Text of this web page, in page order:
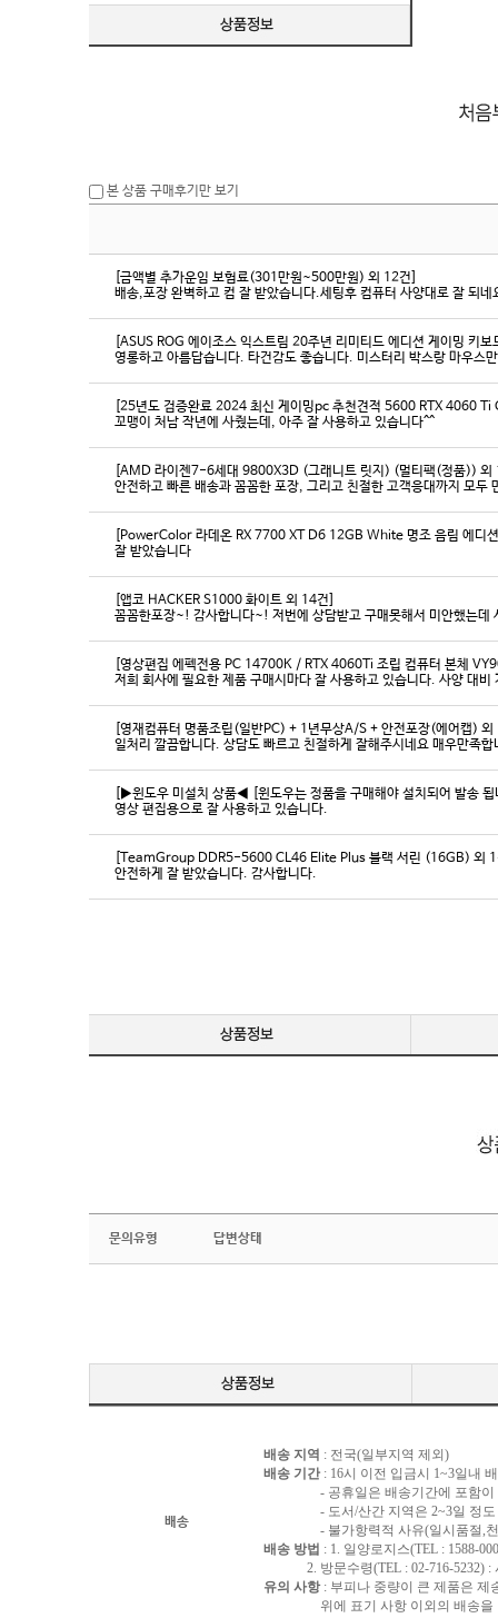
본 상품 구매후기만 보기
[금액별 추가운임 보험료(301만원~500만원) 외 12건]
배송,포장 완벽하고 컴 잘 받았습니다.세팅후 컴퓨터 사양대로 잘 되
[ASUS ROG 에이조스 익스트림 20주년 리미티드 에디션 게이밍 키
영롱하고 아름답습니다. 타건감도 좋습니다. 미스터리 박스랑 마우스
[25년도 검증완료 2024 최신 게이밍pc 추천견적 5600 RTX 4060
꼬맹이 처남 작년에 사줬는데, 아주 잘 사용하고 있습니다^^
[AMD 라이젠7-6세대 9800X3D (그래니트 릿지) (멀티팩(정품)) 외
[PowerColor 라데온 RX 7700 XT D6 12GB White 명조 음림 에디
잘 받았습니다
[앱코 HACKER S1000 화이트 외 14건]
꼼꼼한포장~! 감사합니다~! 저번에 상담받고 구매못해서 미안했는
[영상편집 에펙전용 PC 14700K / RTX 4060Ti 조립 컴퓨터 본체
[영재컴퓨터 명품조립(일반PC) + 1년무상A/S + 안전포장(에어캡)
일처리 깔끔합니다. 상담도 빠르고 친절하게 잘해주시네요 매우만족
[▶윈도우 미설치 상품◀ [윈도우는 정품을 구매해야 설치되어 발송
영상 편집용으로 잘 사용하고 있습니다.
[TeamGroup DDR5-5600 CL46 Elite Plus 블랙 서린 (16GB) 외
안전하게 잘 받았습니다. 감사합니다.
문의유형 답변상태
배송
배송 지역 : 전국(일부지역 제외)
배송 기간 : 16시 이전 입금시 1~3일내
- 공휴일은 배송기간에 포함이
- 도서/산간 지역은 2~3일 정도
- 불가항력적 사유(일시품절,천재
배송 방법 : 1. 일양로지스(TEL : 1588-
2. 방문수령(TEL : 02-716-5232) :
유의 사항: 부피나 중량이 큰 제품은 제
위에 표기 사항 이외의 배송을 원